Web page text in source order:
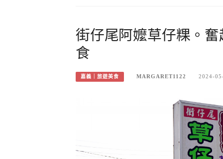
街仔尾阿嬤草仔粿。
食
嘉義｜旅遊美食 MARGARET1122 2024-